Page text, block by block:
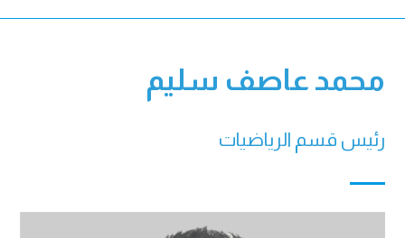
محمد عاصف سليم
رئيس قسم الرياضيات